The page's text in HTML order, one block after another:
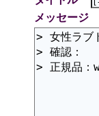
メッセージ